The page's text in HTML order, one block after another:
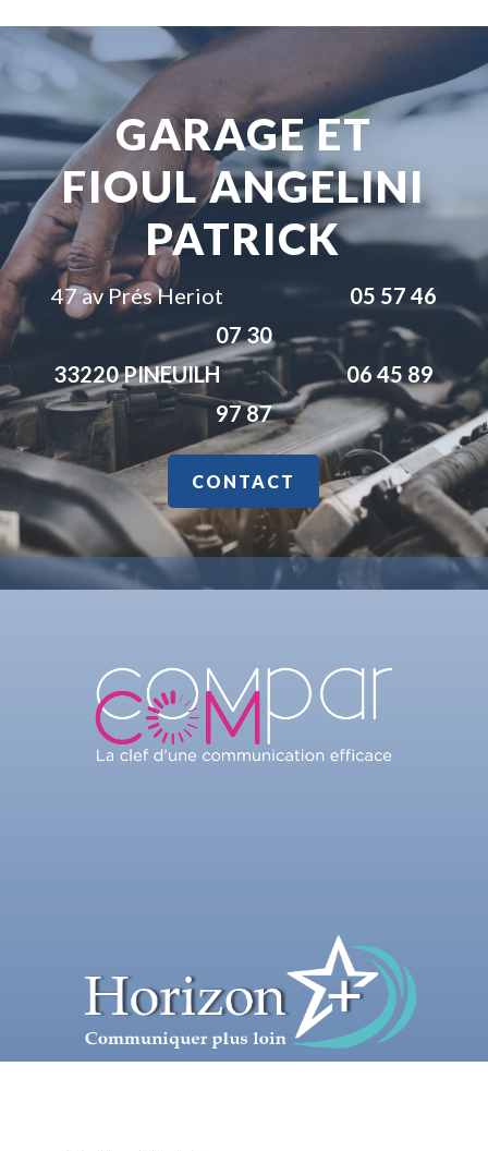
GARAGE ET
FIOUL ANGELINI
PATRICK
47 av Prés Heriot 05 57 46
07 30
33220 PINEUILH06 45 89
97 87
CONTACT